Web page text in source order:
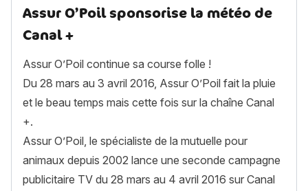
Assur O’Poil sponsorise la météo de
Canal +
Assur O’Poil continue sa course folle !
Du 28 mars au 3 avril 2016, Assur O’Poil fait la pluie
et le beau temps mais cette fois sur la chaîne Canal
+.
Assur O’Poil, le spécialiste de la mutuelle pour
animaux depuis 2002 lance une seconde campagne
publicitaire TV du 28 mars au 4 avril 2016 sur Canal